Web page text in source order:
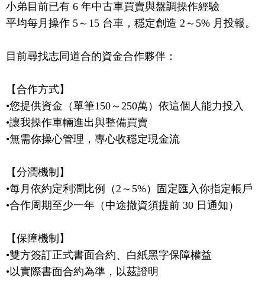
小弟目前已有 6 年中古車買賣與盤調操作經驗
平均每月操作 5～15 台車，穩定創造 2～5% 月投報。
目前尋找志同道合的資金合作夥伴：
【合作方式】
•您提供資金（單筆150～250萬）依這個人能力投入
•讓我操作車輛進出與整備買賣
•無需你操心管理，專心收穩定現金流
【分潤機制】
•每月依約定利潤比例（2～5%）固定匯入你指定帳戶
•合作周期至少一年（中途撤資須提前 30 日通知）
【保障機制】
•雙方簽訂正式書面合約、白紙黑字保障權益
•以實際書面合約為準，以茲證明